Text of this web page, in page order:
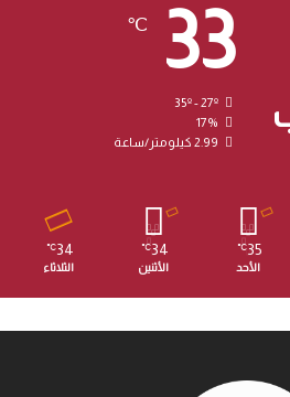
33
℃
17%
2.99 كيلومتر/ساعة
35
℃
الأحد
34
℃
الأثنين
34
℃
الثلاثاء